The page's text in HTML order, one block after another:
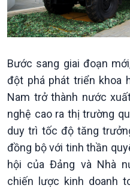
Bước sang giai đoạn
đột phá phát triển khoa
Nam trở thành nước
nghệ cao ra thị trường
duy trì tốc độ tăng
đồng bộ với tinh thần
hội của Đảng và Nhà
chiến lược kinh doanh